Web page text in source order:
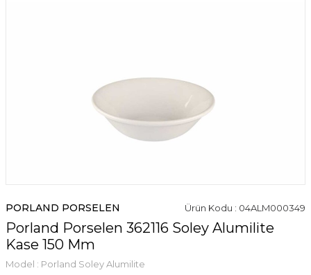
PORLAND PORSELEN Ürün Kodu : 04ALM000349
Porland Porselen 362116 Soley Alumilite
Kase 150 Mm
Model : Porland Soley Alumilite